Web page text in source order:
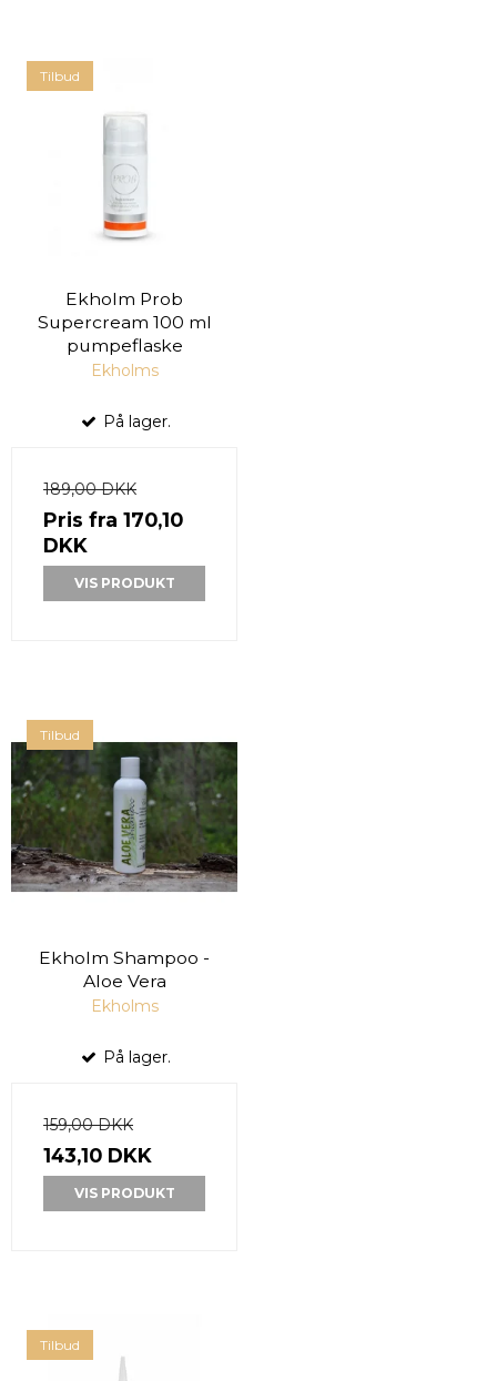
Tilbud
Ekholm Prob
Supercream 100 ml
pumpeflaske
Ekholms
På lager.
189,00 DKK
Pris fra 170,10
DKK
VIS PRODUKT
Tilbud
Ekholm Shampoo -
Aloe Vera
Ekholms
På lager.
159,00 DKK
143,10 DKK
VIS PRODUKT
Tilbud